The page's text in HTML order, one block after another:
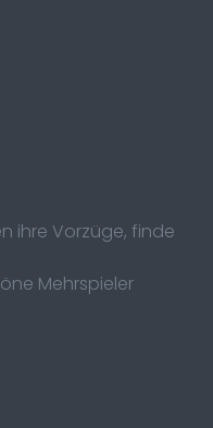
ihre Vorzüge, finde
Mehrspieler